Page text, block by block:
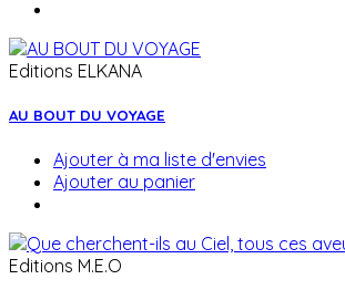
Editions ELKANA
AU BOUT DU VOYAGE
Ajouter à ma liste d'envies
Ajouter au panier
Editions M.E.O